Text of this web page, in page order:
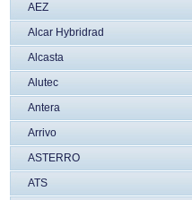
AEZ
Alcar Hybridrad
Alcasta
Alutec
Antera
Arrivo
ASTERRO
ATS